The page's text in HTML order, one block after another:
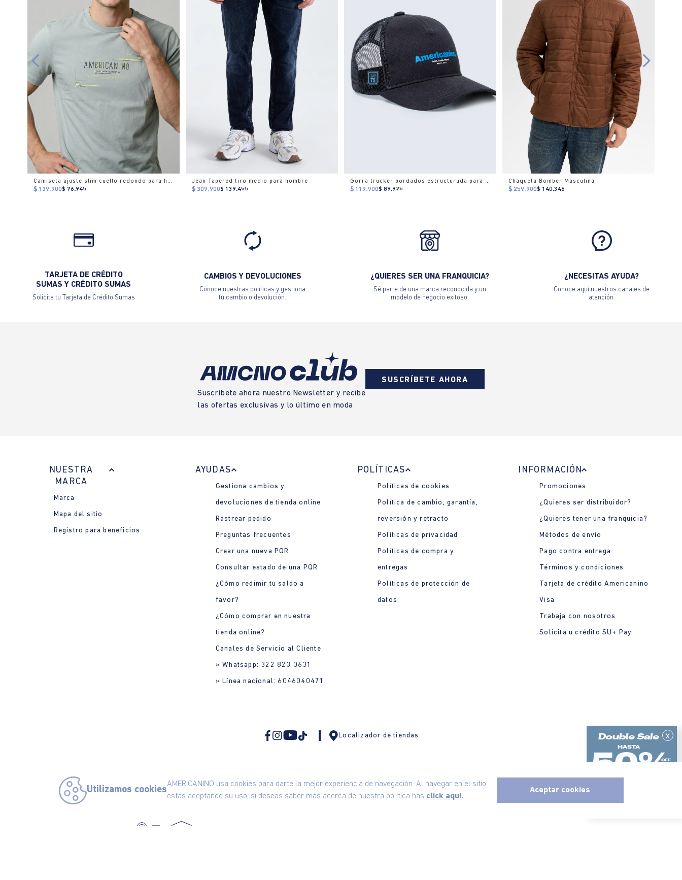
x
Utilizamos cookies
AMERICANINO usa cookies para darte la mejor experiencia de navegación. Al navegar en el sitio
estas aceptando su uso, si deseas saber más acerca de nuestra política has click aquí.
Aceptar cookies
Camiseta ajuste slim cuello redondo para hombre
$ 139.900$ 76.945
Jean Tapered tiro medio para hombre
$ 309.900$ 139.455
Gorra trucker bordados estructurada para hombre
$ 119.900$ 89.925
Chaqueta Bomber Masculina
$ 259.900$ 140.346
TARJETA DE CRÉDITO
SUMAS Y CRÉDITO SUMAS
Solicita tu Tarjeta de Crédito Sumas
CAMBIOS Y DEVOLUCIONES
Conoce nuestras políticas y gestiona
tu cambio o devolución.
¿QUIERES SER UNA FRANQUICIA?
Sé parte de una marca reconocida y un
modelo de negocio exitoso.
¿NECESITAS AYUDA?
Conoce aquí nuestros canales de
atención.
Suscríbete ahora nuestro Newsletter y recibe
las ofertas exclusivas y lo último en moda
SUSCRÍBETE AHORA
NUESTRA
MARCA
Marca
Mapa del sitio
Registro para beneficios
AYUDAS
Gestiona cambios y
devoluciones de tienda online
Rastrear pedido
Preguntas frecuentes
Crear una nueva PQR
Consultar estado de una PQR
¿Cómo redimir tu saldo a
favor?
¿Cómo comprar en nuestra
tienda online?
Canales de Servicio al Cliente
» Whatsapp: 322 823 0631
» Línea nacional: 6046040471
POLÍTICAS
Políticas de cookies
Política de cambio, garantía,
reversión y retracto
Políticas de privacidad
Políticas de compra y
entregas
Políticas de protección de
datos
INFORMACIÓN
Promociones
¿Quieres ser distribuidor?
¿Quieres tener una franquicia?
Métodos de envío
Pago contra entrega
Términos y condiciones
Tarjeta de crédito Americanino
Visa
Trabaja con nosotros
Solicita u crédito SU+ Pay
Localizador de tiendas